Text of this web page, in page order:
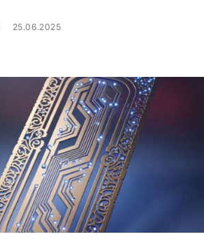
25.06.2025